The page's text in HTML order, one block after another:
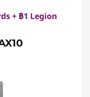
+ ฿1 Legion